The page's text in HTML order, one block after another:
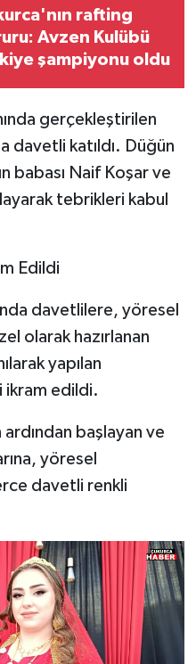
rafting
Avzen Kulübü
şampiyonu oldu
gerçekleştirilen
davetli katıldı. Düğün
babası Naif Koşar ve
tebrikleri kabul
Edildi
davetlilere, yöresel
olarak hazırlanan
yapılan
ikram edildi.
başlayan ve
yöresel
davetli renkli